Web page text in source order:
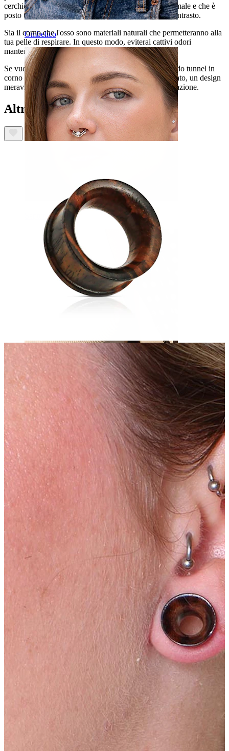
Ombelico
Septum
Capezzolo
Labbro
cerchio in colore bianco che è in osso dello stesso animale e che è
posto tra i due strati in corno creando un magnifico contrasto.
Sia il corno che l'osso sono materiali naturali che permetteranno alla
tua pelle di respirare. In questo modo, eviterai cattivi odori
mantenendo la pelle sana e asciutta.
Se vuoi impreziosire la tua dilatazione, questo splendido tunnel in
corno e osso è tutto quello di cui hai bisogno. Da un lato, un design
meraviglioso, dall'altro, materiali sicuri per la tua dilatazione.
Altri hanno acquistato anche